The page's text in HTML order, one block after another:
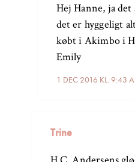
1 DEC 2016 KL. 9:43
Hej Hanne, ja det
det er hyggeligt
købt i Akimbo i
Emily
Trine